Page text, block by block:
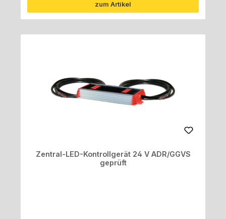
zum Artikel
Zentral-LED-Kontrollgerät 24 V ADR/GGVS
geprüft